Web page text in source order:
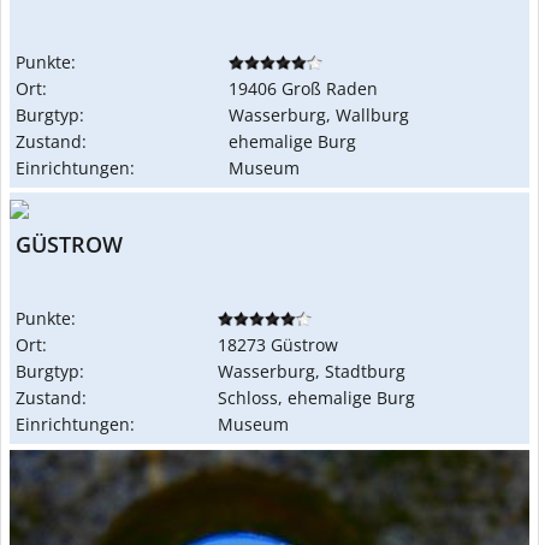
Punkte:
Ort:
19406 Groß Raden
Burgtyp:
Wasserburg, Wallburg
Zustand:
ehemalige Burg
Einrichtungen:
Museum
GÜSTROW
Punkte:
Ort:
18273 Güstrow
Burgtyp:
Wasserburg, Stadtburg
Zustand:
Schloss, ehemalige Burg
Einrichtungen:
Museum